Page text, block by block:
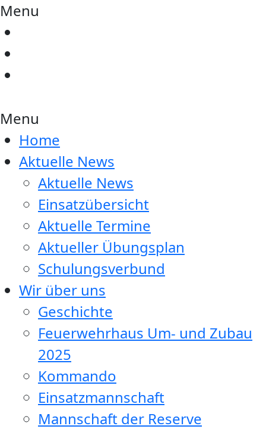
Menu
Menu
Home
Aktuelle News
Aktuelle News
Einsatzübersicht
Aktuelle Termine
Aktueller Übungsplan
Schulungsverbund
Wir über uns
Geschichte
Feuerwehrhaus Um- und Zubau
2025
Kommando
Einsatzmannschaft
Mannschaft der Reserve